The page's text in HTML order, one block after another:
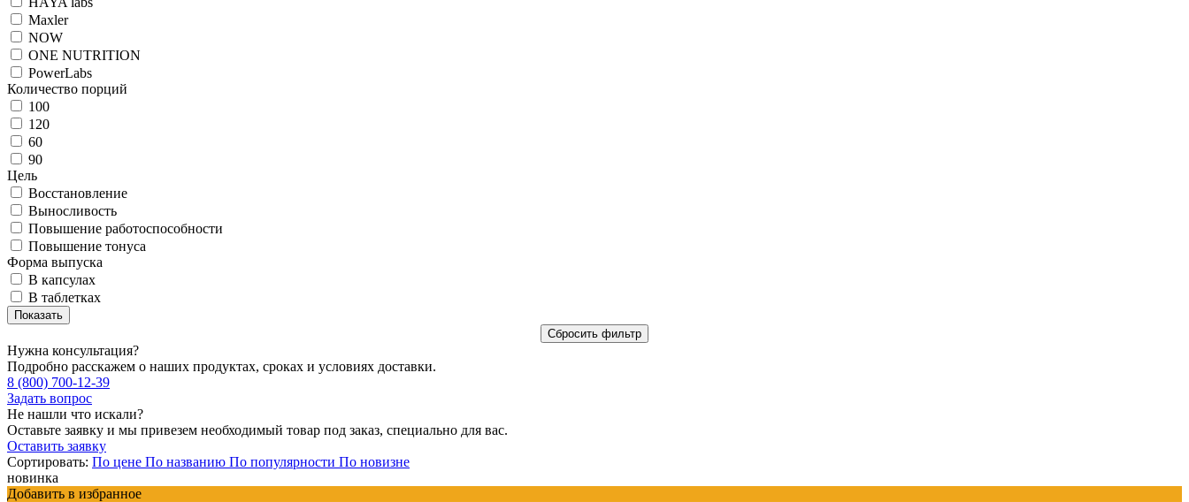
Maxler
NOW
ONE NUTRITION
PowerLabs
Количество порций
100
120
60
90
Цель
Восстановление
Выносливость
Повышение работоспособности
Повышение тонуса
Форма выпуска
В капсулах
В таблетках
Нужна консультация?
Подробно расскажем о наших продуктах, сроках и условиях доставки.
8 (800) 700-12-39
Задать вопрос
Не нашли что искали?
Оставьте заявку и мы привезем необходимый товар под заказ, специально для вас.
Оставить заявку
Сортировать: По цене По названию По популярности По новизне
новинка
Добавить в избранное